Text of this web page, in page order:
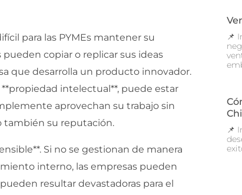
para las PYMEs mantener su
copiar o replicar sus ideas
que desarrolla un producto innovador.
intelectual**, puede estar
aprovechan su trabajo sin
también su reputación.
Si no se gestionan de manera
interno, las empresas pueden
resultar devastadoras para el
📌
📌